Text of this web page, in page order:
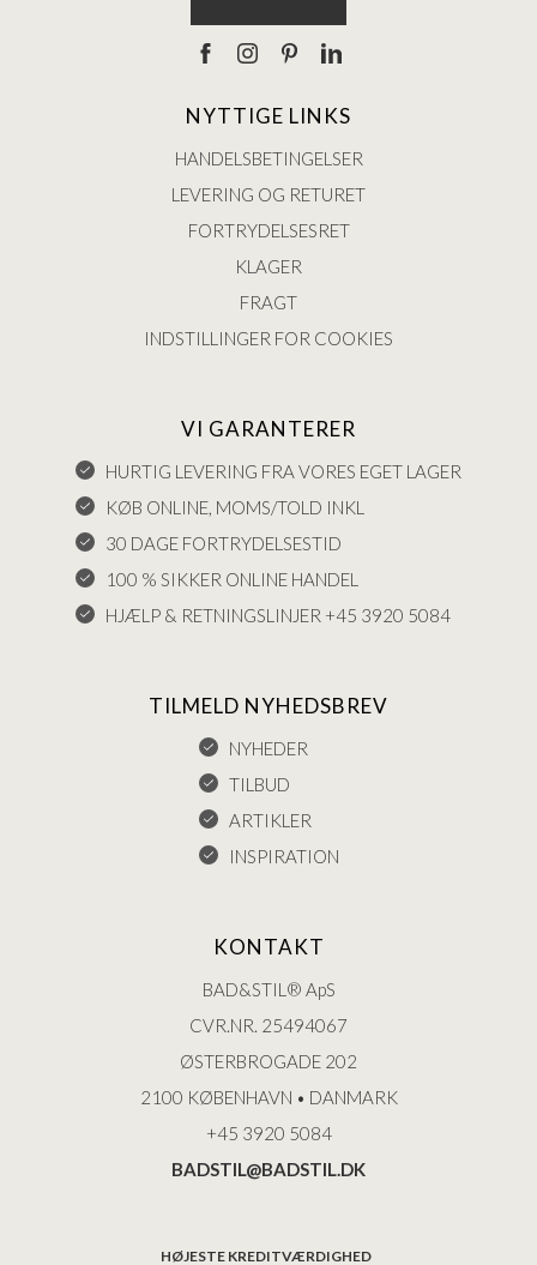
NYTTIGE LINKS
HANDELSBETINGELSER
LEVERING OG RETURET
FORTRYDELSESRET
KLAGER
FRAGT
INDSTILLINGER FOR COOKIES
VI GARANTERER
HURTIG LEVERING FRA VORES EGET LAGER
KØB ONLINE, MOMS/TOLD INKL
30 DAGE FORTRYDELSESTID
100 % SIKKER ONLINE HANDEL
HJÆLP & RETNINGSLINJER +45 3920 5084
TILMELD NYHEDSBREV
NYHEDER
TILBUD
ARTIKLER
INSPIRATION
KONTAKT
BAD&STIL® ApS
CVR.NR. 25494067
ØSTERBROGADE 202
2100 KØBENHAVN • DANMARK
+45 3920 5084
BADSTIL@BADSTIL.DK
HØJESTE KREDITVÆRDIGHED